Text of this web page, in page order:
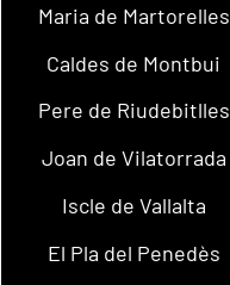
Maria de Martorelles
Caldes de Montbui
Pere de Riudebitlles
Joan de Vilatorrada
Iscle de Vallalta
El Pla del Penedès